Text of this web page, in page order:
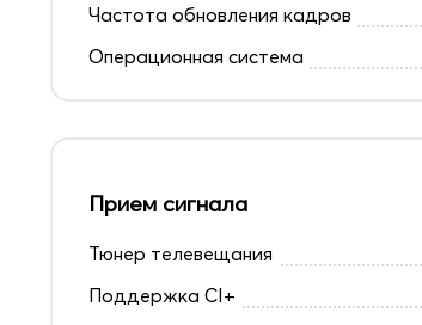
Частота обновления кадров
Операционная система
Прием сигнала
Тюнер телевещания
Поддержка CI+